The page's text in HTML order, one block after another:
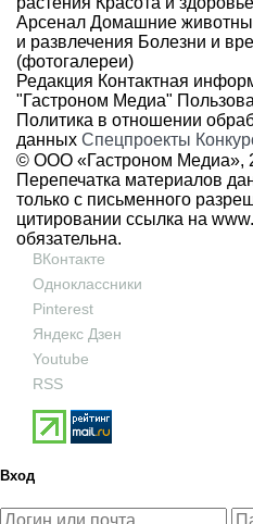
Арсенал Домашние
и развлечения Болезни и
(фотогалереи)
Редакция Контактная
"Гастроном Медиа"
Политика в отношении
данных Спецпроекты
© ООО «Гастроном Медиа»,
Перепечатка материалов
только с письменного
цитировании ссылка на
обязательна.
ВКонтакте
Одноклассники
Pinterest
Яндекс Дзен
Youtube
RSS
Вход